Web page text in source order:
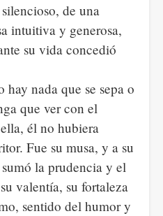
de una
intuitiva y generosa,
su vida concedió
nada que se sepa o
que ver con el
él no hubiera
Fue su musa, y a su
la prudencia y el
valentía, su fortaleza
sentido del humor y